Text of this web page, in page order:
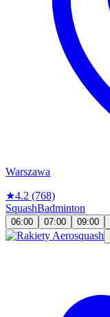
Warszawa
★4.2 (768)
SquashBadminton
06:00 07:00 09:00